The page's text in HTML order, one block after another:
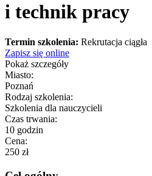
i technik pracy
Termin szkolenia: Rekrutacja ciągła
Zapisz się online
Pokaż szczegóły
Miasto:
Poznań
Rodzaj szkolenia:
Szkolenia dla nauczycieli
Czas trwania:
10 godzin
Cena:
250 zł